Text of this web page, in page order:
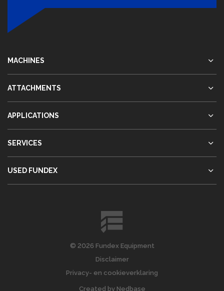
MACHINES
ATTACHMENTS
APPLICATIONS
SERVICES
USED FUNDEX
© 2026 Fundex Equipment
Disclaimer
Privacy- en cookieverklaring
Created by Nedbase